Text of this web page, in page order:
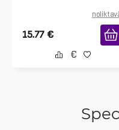
15.77 €